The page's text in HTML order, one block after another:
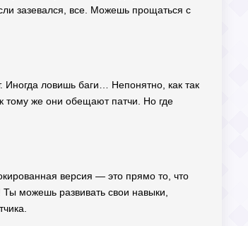
зазевался, все. Можешь прощаться с
Иногда ловишь баги… Непонятно, как так
, к тому же они обещают патчи. Но где
версия — это прямо то, что
можешь развивать свои навыки,